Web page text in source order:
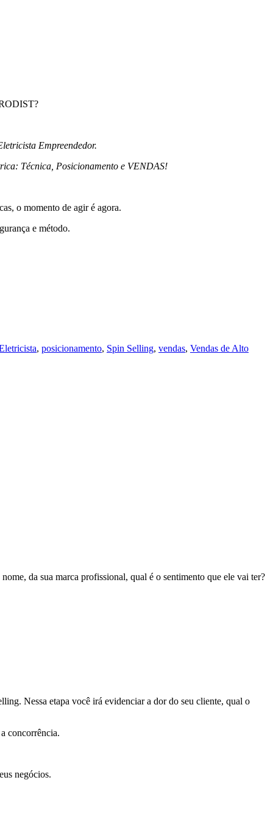
Empreendedor.
Técnica, Posicionamento e VENDAS!
o momento de agir é agora.
e método.
, posicionamento, Spin Selling, vendas, Vendas de Alto
da sua marca profissional, qual é o sentimento que ele vai ter?
Nessa etapa você irá evidenciar a dor do seu cliente, qual o
concorrência.
negócios.